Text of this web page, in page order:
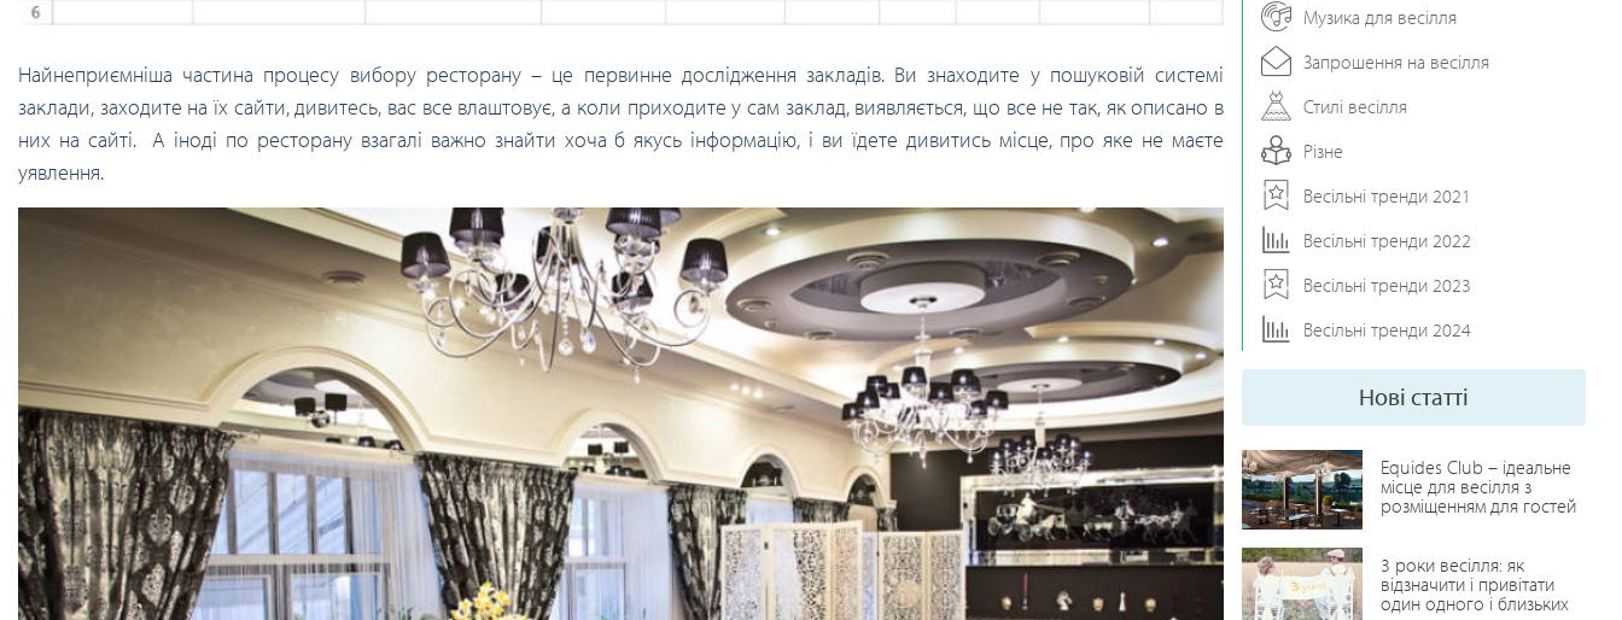
Найнеприємніша частина процесу вибору ресторану – це первинне дослідження закладів. Ви знаходите у пошуковій системі
заклади, заходите на їх сайти, дивитесь, вас все влаштовує, а коли приходите у сам заклад, виявляється, що все не так, як описано в
них на сайті. А іноді по ресторану взагалі важно знайти хоча б якусь інформацію, і ви їдете дивитись місце, про яке не маєте
уявлення.
Музика для весілля
Запрошення на весілля
Стилі весілля
Різне
Весільні тренди 2021
Весільні тренди 2022
Весільні тренди 2023
Весільні тренди 2024
Нові статті
Equides Club – ідеальне
місце для весілля з
розміщенням для гостей
3 роки весілля: як
відзначити і привітати
один одного і близьких